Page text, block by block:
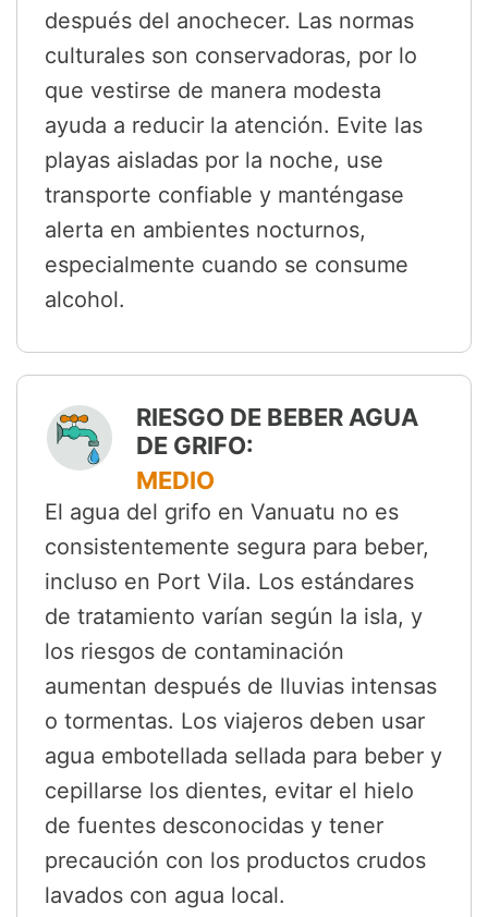
después del anochecer. Las normas
culturales son conservadoras, por lo
que vestirse de manera modesta
ayuda a reducir la atención. Evite las
playas aisladas por la noche, use
transporte confiable y manténgase
alerta en ambientes nocturnos,
especialmente cuando se consume
alcohol.
RIESGO DE BEBER AGUA
DE GRIFO:
MEDIO
El agua del grifo en Vanuatu no es
consistentemente segura para beber,
incluso en Port Vila. Los estándares
de tratamiento varían según la isla, y
los riesgos de contaminación
aumentan después de lluvias intensas
o tormentas. Los viajeros deben usar
agua embotellada sellada para beber y
cepillarse los dientes, evitar el hielo
de fuentes desconocidas y tener
precaución con los productos crudos
lavados con agua local.